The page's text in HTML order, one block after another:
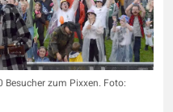
zum Pixxen. Foto: